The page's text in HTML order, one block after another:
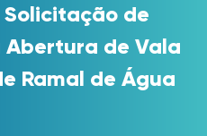
Solicitação de
de Vala
Ramal de Água